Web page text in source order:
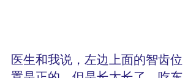
医生和我说，左边上面的智齿位